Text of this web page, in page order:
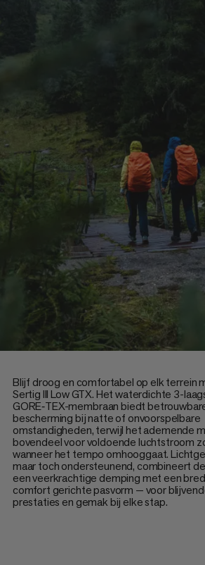
Blijf droog en comfortabel op elk terrein
Sertig III Low GTX. Het waterdichte 3-
GORE‑TEX-membraan biedt
bescherming bij natte of onvoorspelbare
omstandigheden, terwijl het ademende
bovendeel voor voldoende luchtstroom
wanneer het tempo omhooggaat.
maar toch ondersteunend, combineert
een veerkrachtige demping met een
comfort gerichte pasvorm — voor
prestaties en gemak bij elke stap.